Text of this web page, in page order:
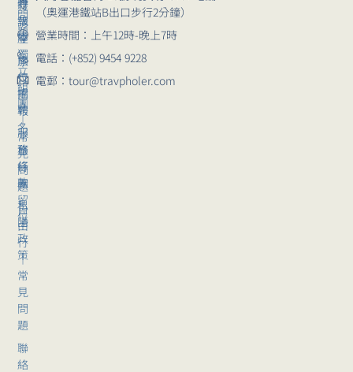
（奧運港鐵站B出口步行2分鐘）
營業時間：上午12時-晚上7時
電話：(+852) 9454 9228
電郵：tour@travpholer.com
行
講
座
旅
行
團
報
名
旅
行
團
留
位
問
題
獨
立
組
團
｜
常
見
問
題
自
由
行
｜
常
見
問
題
聯
絡
體
報
導
崗
位
招
聘
服
務
條
款
私
隱
政
策